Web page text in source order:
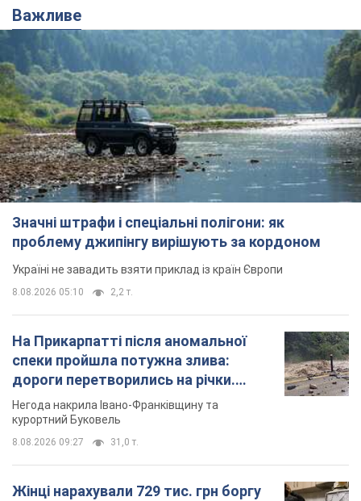
Важливе
Значні штрафи і спеціальні полігони: як
проблему джипінгу вирішують за кордоном
Україні не завадить взяти приклад із країн Європи
8.08.2026 05:10 2,2 т.
На Прикарпатті після аномальної
спеки пройшла потужна злива:
дороги перетворились на річки.
Відео
Негода накрила Івано-Франківщину та
курортний Буковель
8.08.2026 09:27 31,0 т.
Жінці нарахували 729 тис. грн боргу